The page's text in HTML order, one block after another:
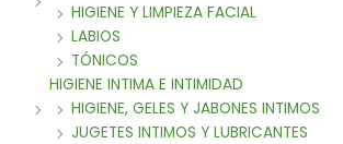
HIGIENE Y LIMPIEZA FACIAL
LABIOS
TÓNICOS
HIGIENE INTIMA E INTIMIDAD
HIGIENE, GELES Y JABONES INTIMOS
JUGETES INTIMOS Y LUBRICANTES